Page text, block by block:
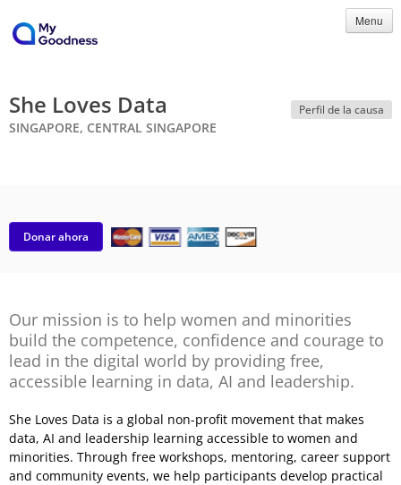
Menu
Perfil de la causa
She Loves Data
SINGAPORE, CENTRAL SINGAPORE
Donar ahora
Our mission is to help women and minorities
build the competence, confidence and courage to
lead in the digital world by providing free,
accessible learning in data, AI and leadership.
She Loves Data is a global non-profit movement that makes
data, AI and leadership learning accessible to women and
minorities. Through free workshops, mentoring, career support
and community events, we help participants develop practical